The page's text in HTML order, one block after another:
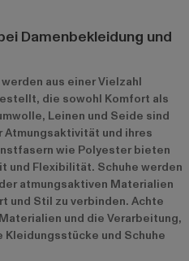
Damenbekleidung und
aus einer Vielzahl
die sowohl Komfort als
Leinen und Seide sind
und ihres
wie Polyester bieten
Flexibilität. Schuhe werden
atmungsaktiven Materialien
und Stil zu verbinden. Achte
und die Verarbeitung,
und Schuhe